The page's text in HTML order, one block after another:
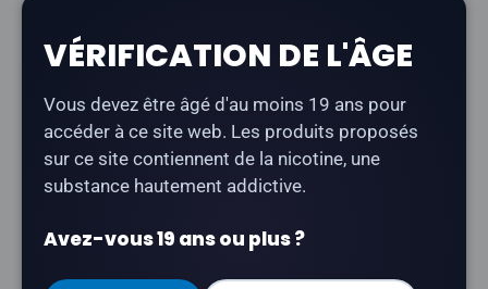
Description
Berry Drop - Cherry Ice associe la cerise à la base
acidulée de framboise bleue caractéristique de Berry
Drop, avec une finale glacée rafraîchissante. Un e-
liquide savoureux fabriqué au Canada, idéal pour
E-liquide à base de nicotine
sous forme de sel
VÉRIFICATION DE L'ÂGE
Vous devez être âgé d'au moins 19 ans pour
accéder à ce site web. Les produits proposés
sur ce site contiennent de la nicotine, une
substance hautement addictive.
Avez-vous 19 ans ou plus ?